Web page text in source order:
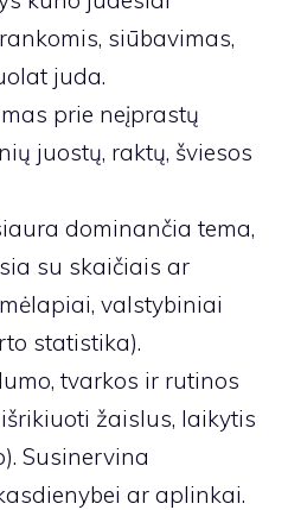
siūbavimas,
juda.
prie neįprastų
juostų, raktų, šviesos
dominančia tema,
su skaičiais ar
valstybiniai
statistika).
tvarkos ir rutinos
žaislus, laikytis
Susinervina
ar aplinkai.